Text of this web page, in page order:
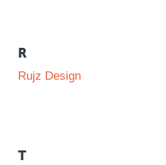
R
Rujz Design
T